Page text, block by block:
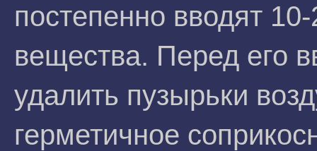
постепенно вводят
вещества. Перед его
удалить пузырьки
герметичное